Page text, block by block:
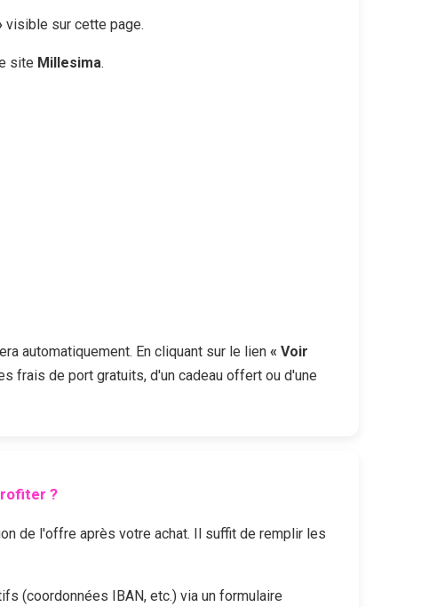
visible sur cette page.
site Millesima.
automatiquement. En cliquant sur le lien « Voir
frais de port gratuits, d'un cadeau offert ou d'une
?
de l'offre après votre achat. Il suffit de remplir les
(coordonnées IBAN, etc.) via un formulaire